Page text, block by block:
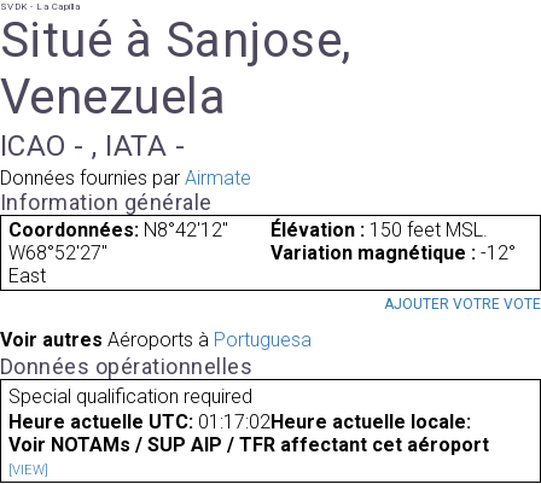
SVDK - La Capilla
Situé à Sanjose,
Venezuela
ICAO - , IATA -
Données fournies par Airmate
Information générale
Coordonnées: N8°42'12"
W68°52'27"
Élévation : 150 feet MSL.
Variation magnétique : -12°
East
AJOUTER VOTRE VOTE
Voir autres Aéroports à Portuguesa
Données opérationnelles
Special qualification required
Heure actuelle UTC: 01:17:02Heure actuelle locale:
Voir NOTAMs / SUP AIP / TFR affectant cet aéroport
[VIEW]